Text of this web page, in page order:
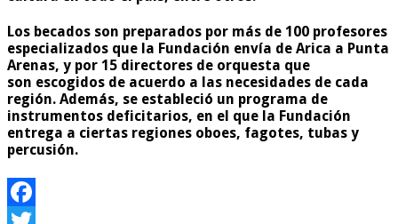
Los becados son preparados por más de 100 profesores
especializados que la Fundación envía de Arica a Punta
Arenas, y por 15 directores de orquesta que
son escogidos de acuerdo a las necesidades de cada
región. Además, se estableció un programa de
instrumentos deficitarios, en el que la Fundación
entrega a ciertas regiones oboes, fagotes, tubas y
percusión.
Facebook